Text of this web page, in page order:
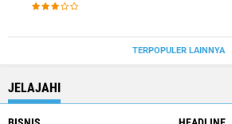
TERPOPULER LAINNYA
JELAJAHI